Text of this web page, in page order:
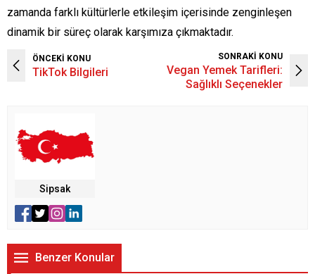
zamanda farklı kültürlerle etkileşim içerisinde zenginleşen
dinamik bir süreç olarak karşımıza çıkmaktadır.
ÖNCEKİ KONU
TikTok Bilgileri
SONRAKİ KONU
Vegan Yemek Tarifleri:
Sağlıklı Seçenekler
Sipsak
Benzer Konular